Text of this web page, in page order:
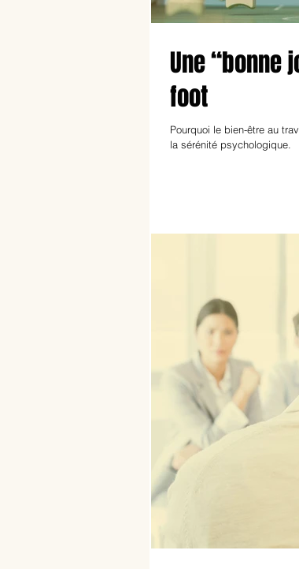
Une “bonne
foot
Pourquoi le bien-être au
la sérénité psychologique.